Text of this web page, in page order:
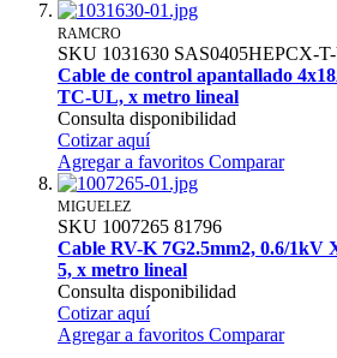
RAMCRO
SKU 1031630 SAS0405HEPCX-
Cable de control apantallado
TC-UL, x metro lineal
Consulta disponibilidad
Cotizar aquí
Agregar a favoritos Comparar
MIGUELEZ
SKU 1007265 81796
Cable RV-K 7G2.5mm2, 0.6/1kV
5, x metro lineal
Consulta disponibilidad
Cotizar aquí
Agregar a favoritos Comparar